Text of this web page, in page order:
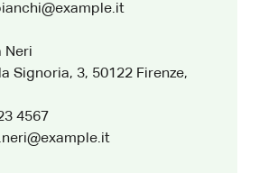
Neri
Signoria, 3, 50122 Firenze,
4567